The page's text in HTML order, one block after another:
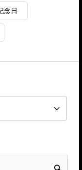
念日